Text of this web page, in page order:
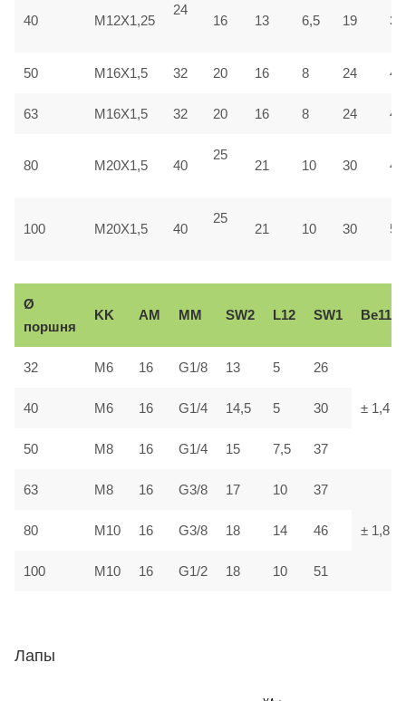
40 M12X1,25
24
16 13 6,5 19 35
50 M16X1,5 32 20 16 8 24 40
63 M16X1,5 32 20 16 8 24 45
80 M20X1,5 40
25
21 10 30 45
100 M20X1,5 40
25
21 10 30 55
Ø
поршня
KK AM ММ SW2 L12 SW1 Вe11
32 М6 16 G1/8 13 5 26
± 1,4
40 М6 16 G1/4 14,5 5 30
50 М8 16 G1/4 15 7,5 37
63 М8 16 G3/8 17 10 37
± 1,8
80 М10 16 G3/8 18 14 46
100 М10 16 G1/2 18 10 51
Лапы